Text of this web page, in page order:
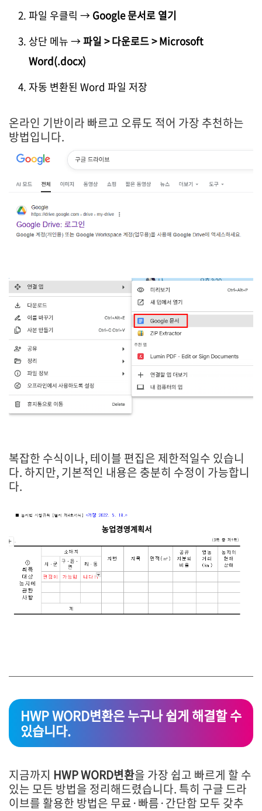
파일 우클릭 → Google 문서로 열기
상단 메뉴 →파일 > 다운로드 > Microsoft
Word(.docx)
자동 변환된 Word 파일 저장
온라인 기반이라 빠르고 오류도 적어 가장 추천하는
방법입니다.
복잡한 수식이나, 테이블 편집은 제한적일수 있습니
다. 하지만, 기본적인 내용은 충분히 수정이 가능합니
다.
HWP WORD변환은 누구나 쉽게 해결할 수
있습니다.
지금까지 HWP WORD변환을 가장 쉽고 빠르게 할 수
있는 모든 방법을 정리해드렸습니다. 특히 구글 드라
이브를 활용한 방법은 무료·빠름·간단함 모두 갖추